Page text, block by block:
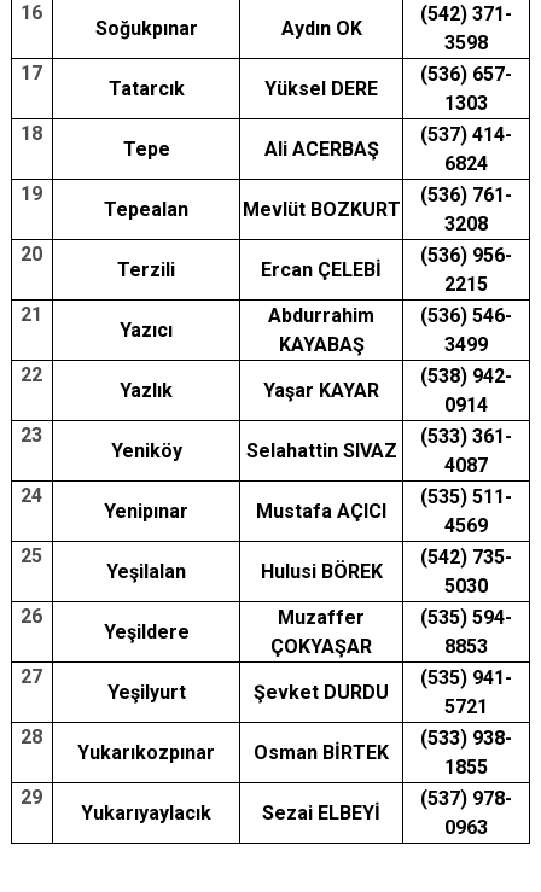
16
Soğukpınar Aydın OK
(542) 371-
3598
17
Tatarcık Yüksel DERE
(536) 657-
1303
18
Tepe Ali ACERBAŞ
(537) 414-
6824
19
Tepealan Mevlüt BOZKURT
(536) 761-
3208
20
Terzili Ercan ÇELEBİ
(536) 956-
2215
21
Yazıcı
Abdurrahim
KAYABAŞ
(536) 546-
3499
22
Yazlık Yaşar KAYAR
(538) 942-
0914
23
Yeniköy Selahattin SIVAZ
(533) 361-
4087
24
Yenipınar Mustafa AÇICI
(535) 511-
4569
25
Yeşilalan Hulusi BÖREK
(542) 735-
5030
26
Yeşildere
Muzaffer
ÇOKYAŞAR
(535) 594-
8853
27
Yeşilyurt Şevket DURDU
(535) 941-
5721
28
Yukarıkozpınar Osman BİRTEK
(533) 938-
1855
29
Yukarıyaylacık Sezai ELBEYİ
(537) 978-
0963